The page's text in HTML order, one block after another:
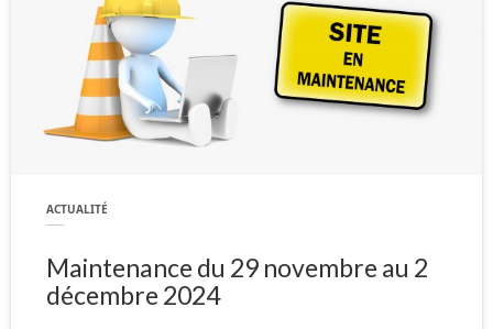
ACTUALITÉ
Maintenance du 29 novembre au 2
décembre 2024